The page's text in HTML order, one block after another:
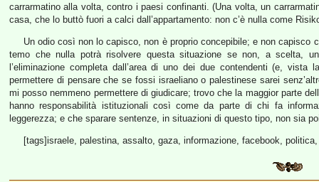
carrarmatino alla volta, contro i paesi confinanti. (Una volta, un
casa, che lo buttò fuori a calci dall’appartamento: non c’è nulla come
Un odio così non lo capisco, non è proprio concepibile; e non
temo che nulla potrà risolvere questa situazione se non, a scelta,
l’eliminazione completa dall’area di uno dei due contendenti (e,
permettere di pensare che se fossi israeliano o palestinese sarei
mi posso nemmeno permettere di giudicare; trovo che la maggior parte
hanno responsabilità istituzionali così come da parte di chi fa
leggerezza; e che sparare sentenze, in situazioni di questo tipo, non sia
[tags]israele, palestina, assalto, gaza, informazione, facebook,